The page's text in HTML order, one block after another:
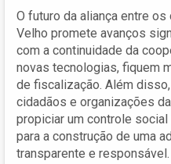
O futuro da aliança entre
Velho promete avanços
com a continuidade da
novas tecnologias, fiquem
de fiscalização. Além
cidadãos e organizações
propiciar um controle
para a construção de uma
transparente e responsável.